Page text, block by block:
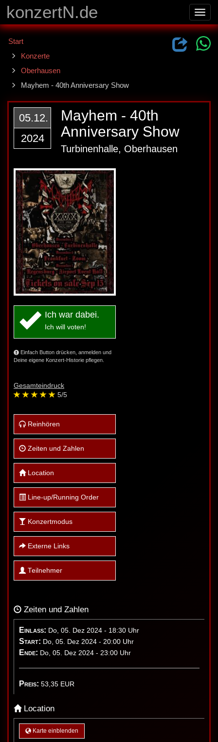
konzertN.de
Start
Konzerte
Oberhausen
Mayhem - 40th Anniversary Show
05.12.
2024
Mayhem - 40th
Anniversary Show
Turbinenhalle, Oberhausen
Ich war dabei.
Ich will voten!
Einfach Button drücken, anmelden und
Deine eigene Konzert-Historie pflegen.
Gesamteindruck
5/5
Reinhören
Zeiten und Zahlen
Location
Line-up/Running Order
Konzertmodus
Externe Links
Teilnehmer
Zeiten und Zahlen
Einlass: Do, 05. Dez 2024 - 18:30 Uhr
Start: Do, 05. Dez 2024 - 20:00 Uhr
Ende: Do, 05. Dez 2024 - 23:00 Uhr
Preis: 53,35 EUR
Location
Karte einblenden